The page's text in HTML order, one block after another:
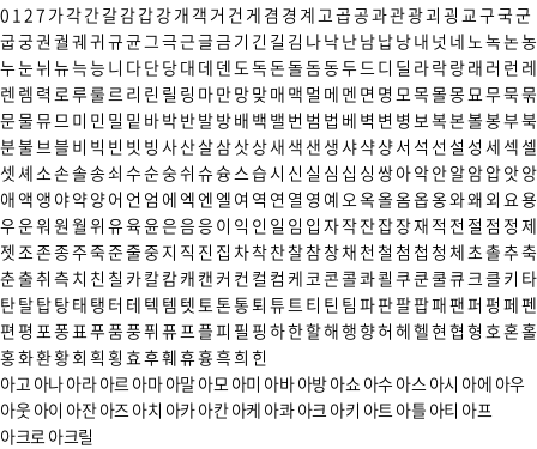
0 1 27 가각간갈감갑강개 객 거 건 게 겸 경 계 고 곱공과관광괴 굉 교 구국군
굽궁권 궐 궤귀 규균그극근글금기 긴 길 김 나낙난남납낭내 넛 네 노 녹논농
누눈뉘 뉴늑능 니 다단당대 데 덴 도 독돈돌돔동두 드 디 딜 라락랑래 러 런 레
렌 렘 력 로 루룰 르 리 린 릴 링 마만망맞매 맥 멀 메 멘 면 명 모 목몰몽 묘 무묵묶
문물뮤 므 미 민 밀 밑 바박반발방배 백 밸 번 범 법 베 벽 변 병 보 복본볼봉부북
분불 브 블 비 빅 빈 빗 빙 사산살삼삿상새 색 샌 생샤샥샹서 석 선 설 성 세 섹 셀
셋셰 소손솔송쇠 수순숭쉬 슈슝 스습 시 신 실 심 십 싱 쌍아악안알암압앗앙
애 액 앵 야약양어 언 엄 에 엑 엔 엘 여 역 연 열 영 예 오 옥올옴옵옹와왜 외 요 용
우운워 원 월 위 유육윤은음응 이 익 인 일 임 입 자작잔잡장재 적 전 절 점 정 제
젯 조존종주죽준줄중 지 직 진 집 차착찬찰참창채 천 철 첨 첩 청 체 초촐추축
춘출취 측 치 친 칠 카칼캄캐 캔 커 컨 컬 컴 케 코 콘콜콰쾰 쿠쿤쿨큐 크 클 키 타
탄탈탑탕태 탱 터 테 텍 템 텟 토 톤통퇴 튜 트 티 틴 팀 파판팔팝패팬퍼 펑 페펜
편 평 포 퐁 표 푸품풍퓌 퓨 프 플피 필 핑 하한할해행향허 헤헬현 협 형 호혼홀
홍화환황회 획 횡 효후훼휴흉흑희 힌
아고 아나아라 아르 아마 아말아모 아미 아바 아방아쇼 아수 아스 아시 아에 아우
아웃 아이 아잔 아즈 아치 아카아칸 아케 아콰 아크 아키 아트 아틀 아티 아프
아크로 아크릴